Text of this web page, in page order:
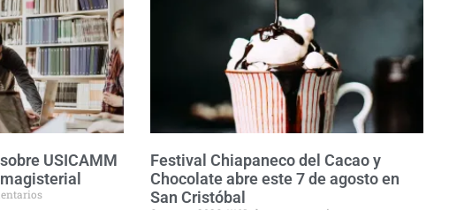
USICAMM
Festival Chiapaneco del Cacao y
Chocolate abre este 7 de agosto en
San Cristóbal